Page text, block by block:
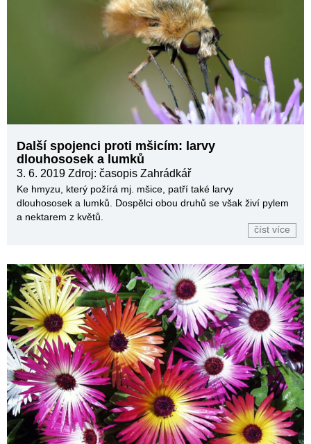
Další spojenci proti mšicím: larvy
dlouhososek a lumků
3. 6. 2019 Zdroj: časopis Zahrádkář
Ke hmyzu, který požírá mj. mšice, patří také larvy
dlouhososek a lumků. Dospělci obou druhů se však živí pylem
a nektarem z květů.
číst více